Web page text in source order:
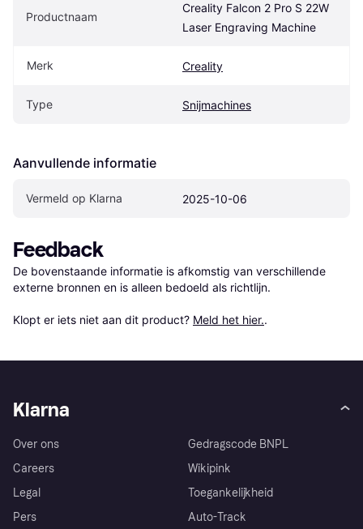
Productnaam
Creality Falcon 2 Pro S 22W
Laser Engraving Machine
Merk Creality
Type Snijmachines
Aanvullende informatie
Vermeld op Klarna 2025-10-06
Feedback
De bovenstaande informatie is afkomstig van verschillende
externe bronnen en is alleen bedoeld als richtlijn.
Klopt er iets niet aan dit product? Meld het hier..
Klarna
Over ons
Careers
Legal
Pers
Gedragscode BNPL
Wikipink
Toegankelijkheid
Auto-Track